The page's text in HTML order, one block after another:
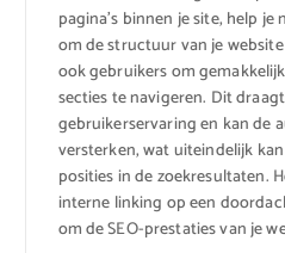
pagina’s binnen je site, help
om de structuur van je
ook gebruikers om
secties te navigeren. Dit
gebruikerservaring en kan de
versterken, wat uiteindelijk
posities in de zoekresultaten.
interne linking op een
om de SEO-prestaties van je